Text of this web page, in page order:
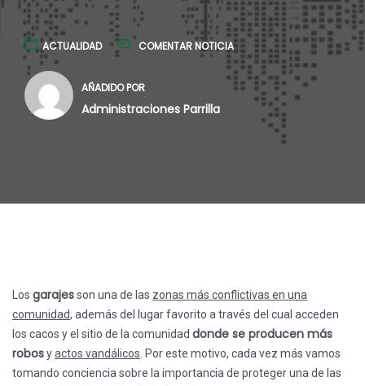
ACTUALIDAD COMENTAR NOTICIA
AÑADIDO POR
Administraciones Parrilla
Los garajesson una de las zonas más conflictivas en una
comunidad, además del lugar favorito a través del cual acceden
los cacos y el sitio de la comunidad donde se producen más
robosyactos vandálicos . Por este motivo, cada vez más vamos
tomando conciencia sobre la importancia de proteger una de las